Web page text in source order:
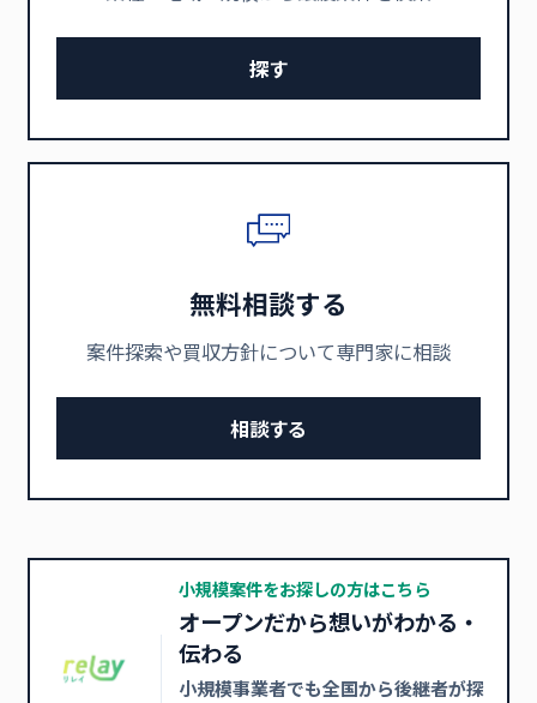
探す
無料相談する
案件探索や買収方針について専門家に相談
相談する
小規模案件をお探しの方はこちら
オープンだから想いがわかる・
伝わる
小規模事業者でも全国から後継者が探